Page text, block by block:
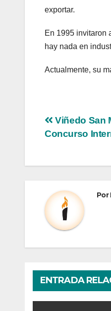
exportar.
En 1995 invitaron
hay nada en
Actualmente, su
Viñedo San
Concurso
Por
ENTRADA